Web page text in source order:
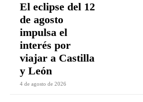
El eclipse del 12
de agosto
impulsa el
interés por
viajar a Castilla
y León
4 de agosto de 2026